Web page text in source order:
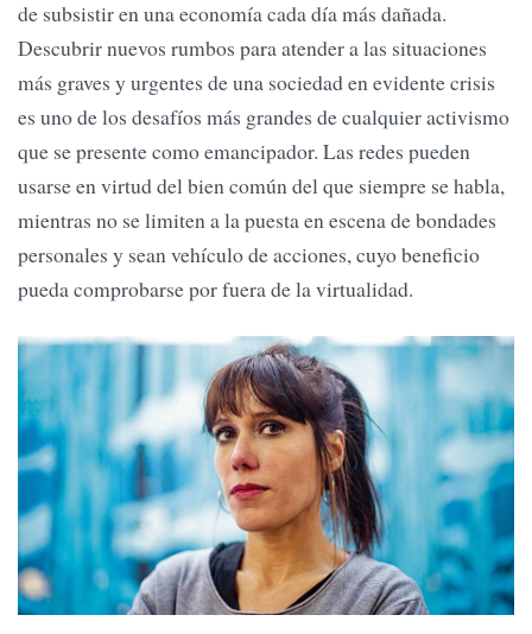
de subsistir en una economía cada día más dañada.
Descubrir nuevos rumbos para atender a las situaciones
más graves y urgentes de una sociedad en evidente crisis
es uno de los desafíos más grandes de cualquier activismo
que se presente como emancipador. Las redes pueden
usarse en virtud del bien común del que siempre se habla,
mientras no se limiten a la puesta en escena de bondades
personales y sean vehículo de acciones, cuyo beneficio
pueda comprobarse por fuera de la virtualidad.